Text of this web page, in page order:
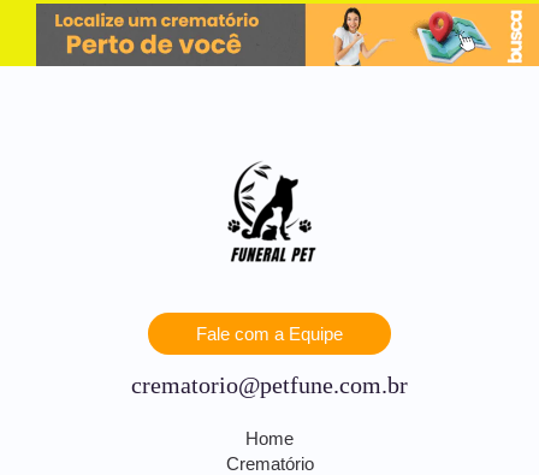
Fale com a Equipe
crematorio@petfune.com.br
Home
Crematório